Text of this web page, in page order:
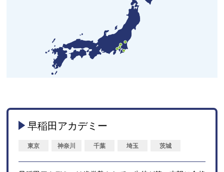
早稲田アカデミー
東京 神奈川 千葉 埼玉 茨城